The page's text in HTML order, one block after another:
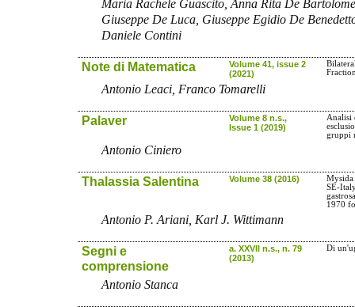
Maria Rachele Guascito, Anna Rita De
Giuseppe De Luca, Giuseppe Egidio De
Daniele Contini
Note di Matematica
Volume 41, issue 2
(2021)
Antonio Leaci, Franco Tomarelli
Palaver
Volume 8 n.s.,
Issue 1 (2019)
Analisi
gruppi
Antonio Ciniero
Thalassia Salentina Volume 38 (2016)
Mysida
SE-
1970
Antonio P. Ariani, Karl J. Wittimann
Segni e
comprensione
a. XXVII n.s., n. 79
(2013)
Di
Antonio Stanca